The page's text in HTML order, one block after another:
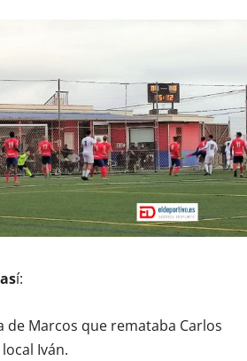
í:
de Marcos que remataba Carlos
Iván.